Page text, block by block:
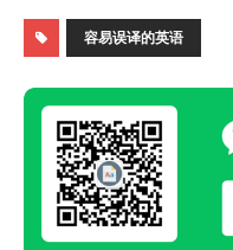
容易误译的英语